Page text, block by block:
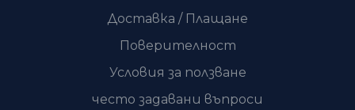
Доставка / Плащане
Поверителност
Условия за ползване
често задавани въпроси